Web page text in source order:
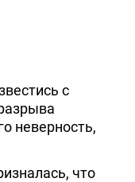
с
неверность,
что